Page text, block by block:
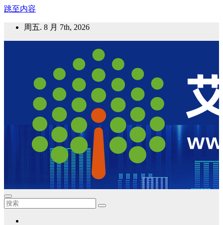
跳至内容
周五. 8 月 7th, 2026
艾邦气凝胶论坛
气凝胶材料及应用，产业链动态；气凝胶在新能源如锂电、储